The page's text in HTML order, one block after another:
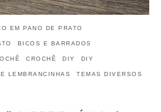
EM PANO DE PRATO
BICOS E BARRADOS
CROCHÊ DIY DIY
LEMBRANCINHAS TEMAS DIVERSOS